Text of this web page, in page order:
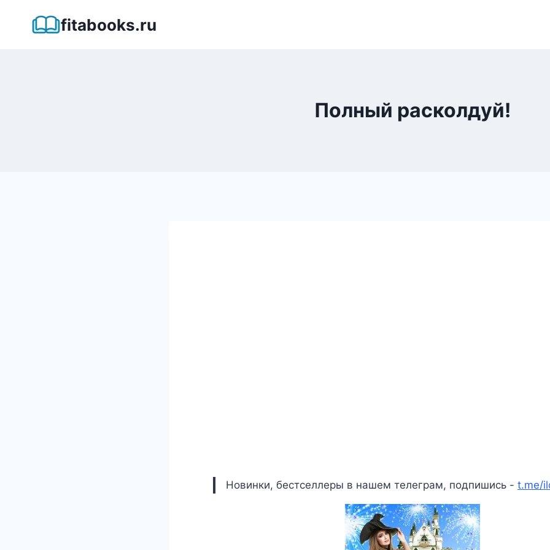
fitabooks.ru
Полный расколдуй!
Новинки, бестселлеры в нашем телеграм, подпишись - t.me/